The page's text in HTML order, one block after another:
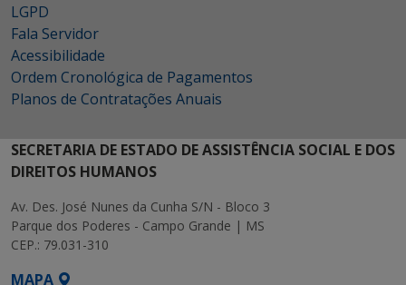
LGPD
Fala Servidor
Acessibilidade
Ordem Cronológica de Pagamentos
Planos de Contratações Anuais
SECRETARIA DE ESTADO DE ASSISTÊNCIA SOCIAL E DOS
DIREITOS HUMANOS
Av. Des. José Nunes da Cunha S/N - Bloco 3
Parque dos Poderes - Campo Grande | MS
CEP.: 79.031-310
MAPA